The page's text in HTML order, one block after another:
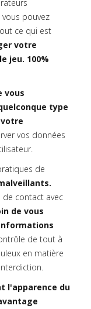
vous pouvez
ce qui est
votre
jeu. 100%
vous
type
vos données
de
de contact avec
de vous
de tout à
en matière
l'apparence du